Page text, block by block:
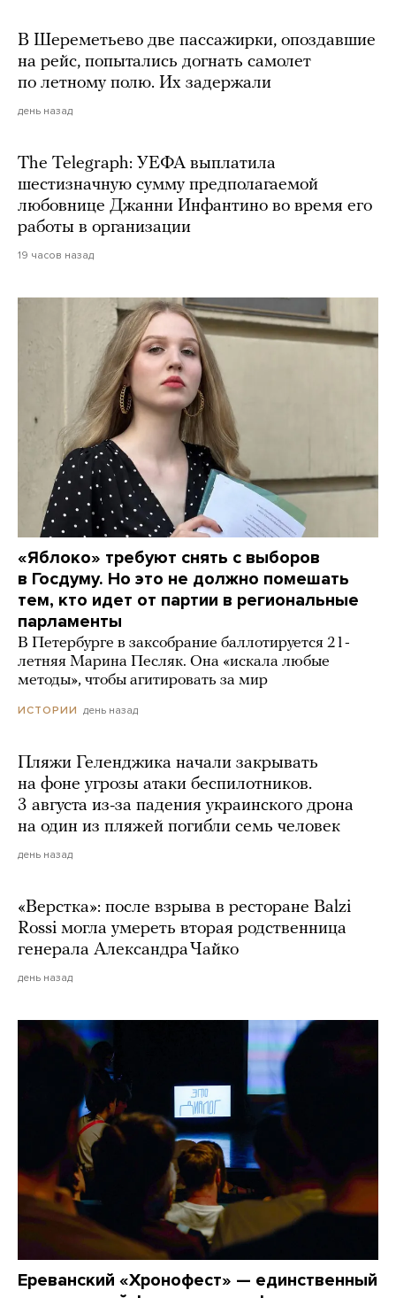
В Шереметьево две пассажирки, опоздавшие
на рейс, попытались догнать самолет
по летному полю. Их задержали
день назад
The Telegraph: УЕФА выплатила
шестизначную сумму предполагаемой
любовнице Джанни Инфантино во время его
работы в организации
19 часов назад
«Яблоко» требуют снять с выборов
в Госдуму. Но это не должно помешать
тем, кто идет от партии в региональные
парламенты
В Петербурге в заксобрание баллотируется 21-
летняя Марина Песляк. Она «искала любые
методы», чтобы агитировать за мир
ИСТОРИИ день назад
Пляжи Геленджика начали закрывать
на фоне угрозы атаки беспилотников.
3 августа из-за падения украинского дрона
на один из пляжей погибли семь человек
день назад
«Верстка»: после взрыва в ресторане Balzi
Rossi могла умереть вторая родственница
генерала Александра Чайко
день назад
Ереванский «Хронофест» — единственный